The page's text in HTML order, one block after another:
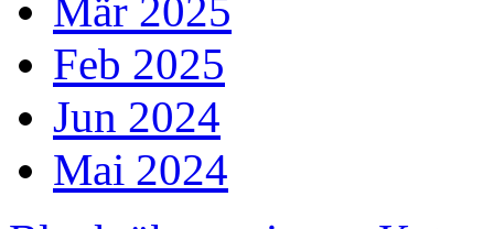
Mär 2025
Feb 2025
Jun 2024
Mai 2024